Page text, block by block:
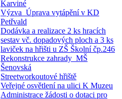
Karviné
Výzva_Úprava vytápění v KD
Petřvald
Dodávka a realizace 2 ks hracích
sestav vč. dopadových ploch a 3 ks
laviček na hřišti u ZŠ Školní čp.246
Rekonstrukce zahrady_MŠ
Šenovská
Streetworkoutové hřiště
Veřejné osvětlení na ulici K Muzeu
Administrace žádosti o dotaci pro